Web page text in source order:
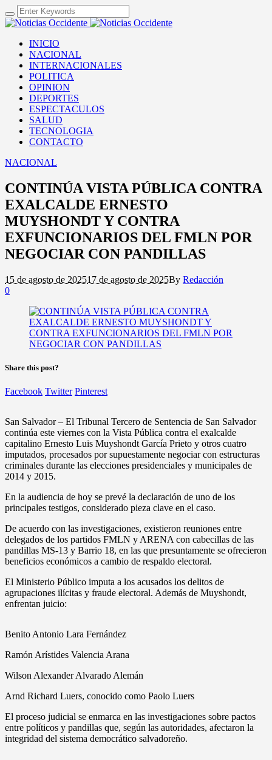
INICIO
NACIONAL
INTERNACIONALES
POLITICA
OPINION
DEPORTES
ESPECTACULOS
SALUD
TECNOLOGIA
CONTACTO
NACIONAL
CONTINÚA VISTA PÚBLICA CONTRA
EXALCALDE ERNESTO
MUYSHONDT Y CONTRA
EXFUNCIONARIOS DEL FMLN POR
NEGOCIAR CON PANDILLAS
15 de agosto de 202517 de agosto de 2025By Redacción
0
Share this post?
Facebook Twitter Pinterest
San Salvador – El Tribunal Tercero de Sentencia de San Salvador
continúa este viernes con la Vista Pública contra el exalcalde
capitalino Ernesto Luis Muyshondt García Prieto y otros cuatro
imputados, procesados por supuestamente negociar con estructuras
criminales durante las elecciones presidenciales y municipales de
2014 y 2015.
En la audiencia de hoy se prevé la declaración de uno de los
principales testigos, considerado pieza clave en el caso.
De acuerdo con las investigaciones, existieron reuniones entre
delegados de los partidos FMLN y ARENA con cabecillas de las
pandillas MS-13 y Barrio 18, en las que presuntamente se ofrecieron
beneficios económicos a cambio de respaldo electoral.
El Ministerio Público imputa a los acusados los delitos de
agrupaciones ilícitas y fraude electoral. Además de Muyshondt,
enfrentan juicio:
Benito Antonio Lara Fernández
Ramón Arístides Valencia Arana
Wilson Alexander Alvarado Alemán
Arnd Richard Luers, conocido como Paolo Luers
El proceso judicial se enmarca en las investigaciones sobre pactos
entre políticos y pandillas que, según las autoridades, afectaron la
integridad del sistema democrático salvadoreño.